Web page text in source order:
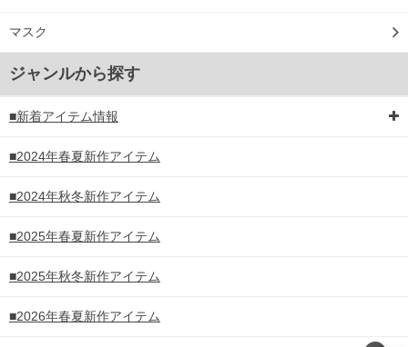
マスク
ジャンルから探す
■新着アイテム情報
■2024年春夏新作アイテム
■2024年秋冬新作アイテム
■2025年春夏新作アイテム
■2025年秋冬新作アイテム
■2026年春夏新作アイテム